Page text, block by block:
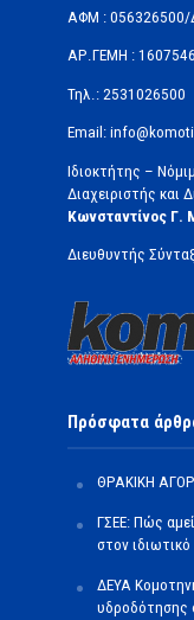
ΑΦΜ : 056326500/
ΑΡ.ΓΕΜΗ :
Τηλ.: 2531026500
Email:
Ιδιοκτήτης –
Διαχειριστής και
Κωνσταντίνος Γ.
Διευθυντής
Πρόσφατα
ΘΡΑΚΙΚΗ
ΓΣΕΕ: Πώς
στον
ΔΕΥΑ
υδροδότησης